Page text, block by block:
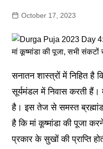
October 17, 2023
सनातन शास्त्रों में निहित है
सूर्यमंडल में निवास करती
है। इस तेज से समस्त ब्रह्मांड
है कि मां कूष्मांडा की पूजा
प्रकार के सुखों की प्राप्ति